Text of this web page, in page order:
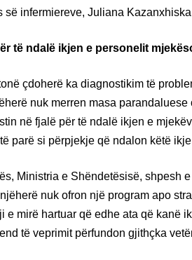
së infermiereve, Juliana
të ndalë ikjen e personelit
çdoherë ka diagnostikim të
nuk merren masa
në fjalë për të ndalë ikjen e
parë si përpjekje që ndalon këtë
Ministria e Shëndetësisë, shpesh
nuk ofron një program apo
e mirë hartuar që edhe ata që kanë
të veprimit përfundon gjithçka